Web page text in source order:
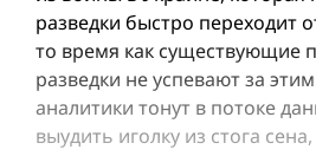
разведки быстро переходит
то время как существующие
разведки не успевают за
аналитики тонут в потоке
выудить иголку из стога